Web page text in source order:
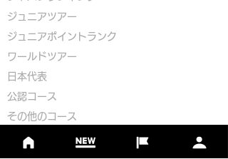
ジュニアツアー
ジュニアポイントランク
​ワールドツアー
​​日本代表
公認コース
​その他のコース
フットゴルフコース導入について
​チームビルディング